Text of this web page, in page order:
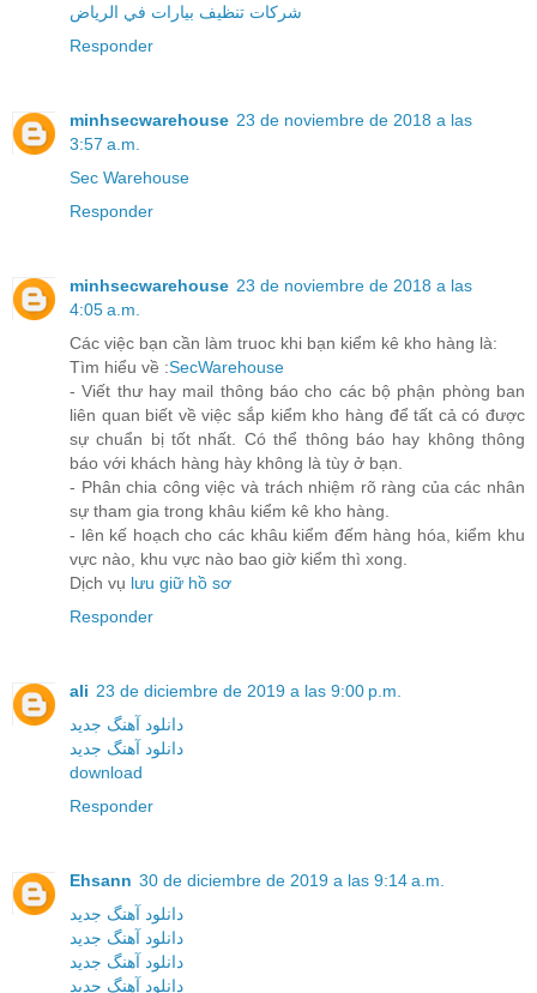
شركات تنظيف بيارات في الرياض
Responder
minhsecwarehouse 23 de noviembre de 2018 a las
3:57 a.m.
Sec Warehouse
Responder
minhsecwarehouse 23 de noviembre de 2018 a las
4:05 a.m.
Các việc bạn cần làm truoc khi bạn kiểm kê kho hàng là:
Tìm hiểu về :SecWarehouse
- Viết thư hay mail thông báo cho các bộ phận phòng ban
liên quan biết về việc sắp kiểm kho hàng để tất cả có được
sự chuẩn bị tốt nhất. Có thể thông báo hay không thông
báo với khách hàng hày không là tùy ở bạn.
- Phân chia công việc và trách nhiệm rõ ràng của các nhân
sự tham gia trong khâu kiểm kê kho hàng.
- lên kế hoạch cho các khâu kiểm đếm hàng hóa, kiểm khu
vực nào, khu vực nào bao giờ kiểm thì xong.
Dịch vụ lưu giữ hồ sơ
Responder
ali 23 de diciembre de 2019 a las 9:00 p.m.
دانلود آهنگ جدید
دانلود آهنگ جدید
download
Responder
Ehsann 30 de diciembre de 2019 a las 9:14 a.m.
دانلود آهنگ جدید
دانلود آهنگ جدید
دانلود آهنگ جدید
دانلود آهنگ جدید